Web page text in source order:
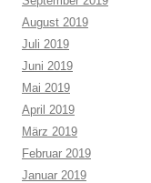
August 2019
Juli 2019
Juni 2019
Mai 2019
April 2019
März 2019
Februar 2019
Januar 2019